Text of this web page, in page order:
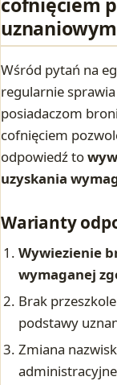
Wśród pytań na
regularnie
posiadaczom
cofnięciem
odpowiedź to
uzyskania
Warianty
Wywiezienie
wymaganej
Brak
podstawy
Zmiana